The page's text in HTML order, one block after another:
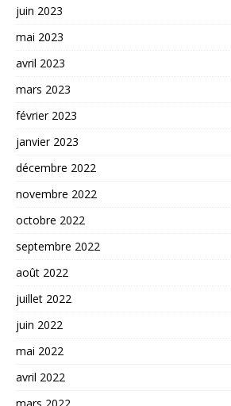
juin 2023
mai 2023
avril 2023
mars 2023
février 2023
janvier 2023
décembre 2022
novembre 2022
octobre 2022
septembre 2022
août 2022
juillet 2022
juin 2022
mai 2022
avril 2022